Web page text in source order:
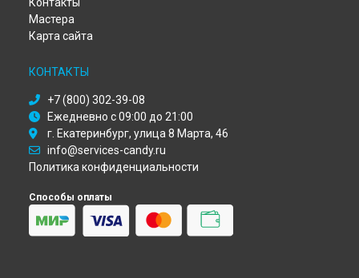
Томске
Ремонт стиральной машины Aquamatic 100 F Candy в
Тюмени
Иркутске
Самаре
Ремонт стиральной машины Aquamatic 100 F Candy в
Омске
Ремонт стиральной машины Aquamatic 100 F Candy в
Красноярске
Перми
Ремонт стиральной машины Aquamatic 100 F Candy в
Ульяновске
Мастера
Карта сайта
КОНТАКТЫ
+7 (800) 302-39-08
Ежедневно с 09:00 до 21:00
г. Екатеринбург, улица 8 Марта, 46
info@services-candy.ru
Политика конфиденциальности
Способы оплаты